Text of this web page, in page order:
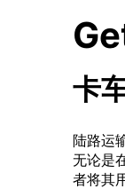
卡
陆路运
无论是
者将其